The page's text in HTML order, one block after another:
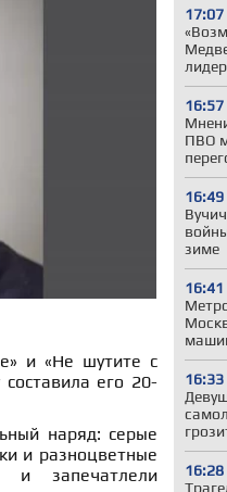
17:07
16:57
ПВО
16:49
зиме
16:41
16:33
16:28
и «Не шутите с
его 20-
наряд: серые
и разноцветные
и запечатлели